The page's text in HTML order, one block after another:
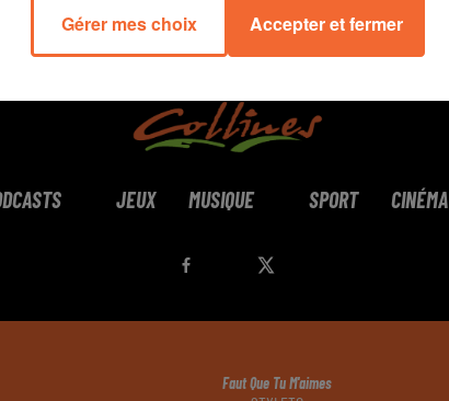
JEUX MUSIQUE SPORT CINÉMA
Faut Que Tu M'aimes
Gérer mes choix Accepter et fermer